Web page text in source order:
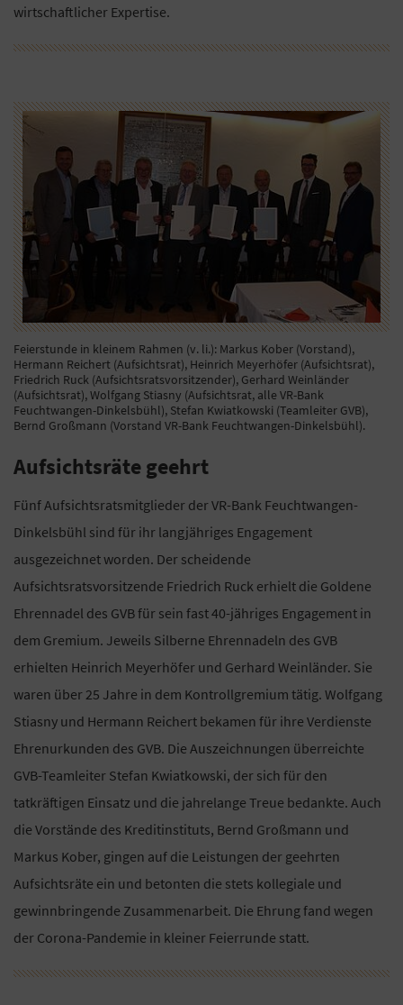
wirtschaftlicher Expertise.
Feierstunde in kleinem Rahmen (v. li.): Markus Kober (Vorstand),
Hermann Reichert (Aufsichtsrat), Heinrich Meyerhöfer (Aufsichtsrat),
Friedrich Ruck (Aufsichtsratsvorsitzender), Gerhard Weinländer
(Aufsichtsrat), Wolfgang Stiasny (Aufsichtsrat, alle VR-Bank
Feuchtwangen-Dinkelsbühl), Stefan Kwiatkowski (Teamleiter GVB),
Bernd Großmann (Vorstand VR-Bank Feuchtwangen-Dinkelsbühl).
Aufsichtsräte geehrt
Fünf Aufsichtsratsmitglieder der VR-Bank Feuchtwangen-
Dinkelsbühl sind für ihr langjähriges Engagement
ausgezeichnet worden. Der scheidende
Aufsichtsratsvorsitzende Friedrich Ruck erhielt die Goldene
Ehrennadel des GVB für sein fast 40-jähriges Engagement in
dem Gremium. Jeweils Silberne Ehrennadeln des GVB
erhielten Heinrich Meyerhöfer und Gerhard Weinländer. Sie
waren über 25 Jahre in dem Kontrollgremium tätig. Wolfgang
Stiasny und Hermann Reichert bekamen für ihre Verdienste
Ehrenurkunden des GVB. Die Auszeichnungen überreichte
GVB-Teamleiter Stefan Kwiatkowski, der sich für den
tatkräftigen Einsatz und die jahrelange Treue bedankte. Auch
die Vorstände des Kreditinstituts, Bernd Großmann und
Markus Kober, gingen auf die Leistungen der geehrten
Aufsichtsräte ein und betonten die stets kollegiale und
gewinnbringende Zusammenarbeit. Die Ehrung fand wegen
der Corona-Pandemie in kleiner Feierrunde statt.